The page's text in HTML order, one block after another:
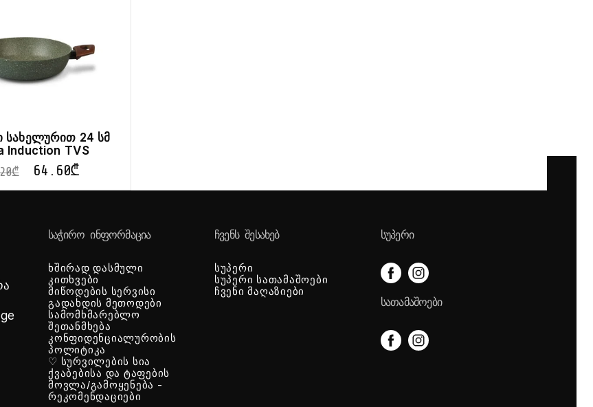
სახელურით 24 სმ
Induction TVS
₾ 64.60₾
ᲡᲐᲭᲘᲠᲝ ᲘᲜᲤᲝᲠᲛᲐᲪᲘᲐ
ხშირად დასმული
კითხვები
მიწოდების სერვისი
გადახდის მეთოდები
სამომხმარებლო
შეთანმხება
კონფიდენციალურობის
პოლიტიკა
♡ სურვილების სია
ქვაბებისა და ტაფების
მოვლა/გამოყენება -
რეკომენდაციები
ᲩᲕᲔᲜᲡ ᲨᲔᲡᲐᲮᲔᲑ
სუპერი
სუპერი სათამაშოები
ჩვენი მაღაზიები
ᲡᲣᲞᲔᲠᲘ
ᲡᲐᲗᲐᲛᲐᲨᲝᲔᲑᲘ